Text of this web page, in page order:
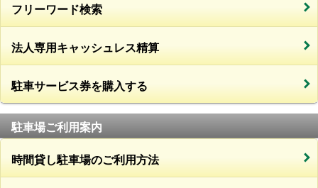
フリーワード検索
法人専用キャッシュレス精算
駐車サービス券を購入する
駐車場ご利用案内
時間貸し駐車場のご利用方法